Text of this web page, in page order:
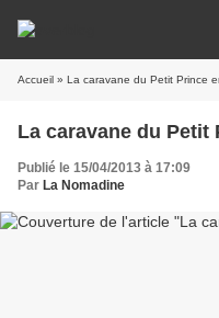
Accueil » La caravane du Petit Prince
La caravane du Petit
Publié le 15/04/2013 à 17:09
Par La Nomadine